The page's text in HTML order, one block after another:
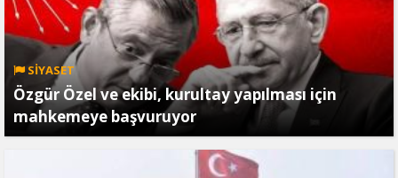
SİYASET
Özgür Özel ve ekibi, kurultay yapılması için
mahkemeye başvuruyor